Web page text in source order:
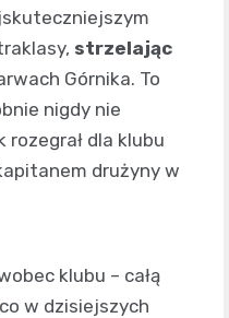
strzelając
Górnika. To
nigdy nie
dla klubu
drużyny w
klubu – całą
w dzisiejszych